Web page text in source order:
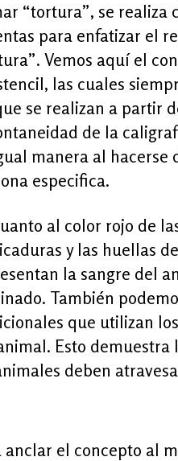
“tortura”, se realiza
para enfatizar el
Vemos aquí el
las cuales
se realizan a partir
de la
manera al
especifica.
al color rojo de
y las huellas
la sangre del
También
que utilizan
Esto
deben
anclar el concepto al